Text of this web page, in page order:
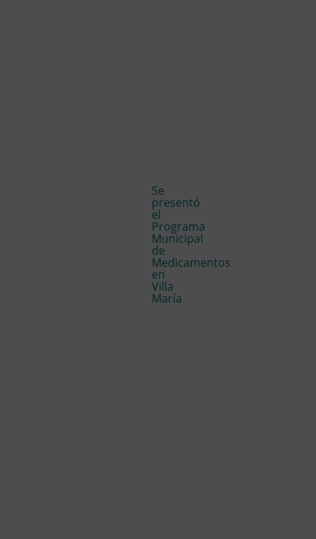
Se
presentó
el
Programa
Municipal
de
Medicamentos
en
Villa
María